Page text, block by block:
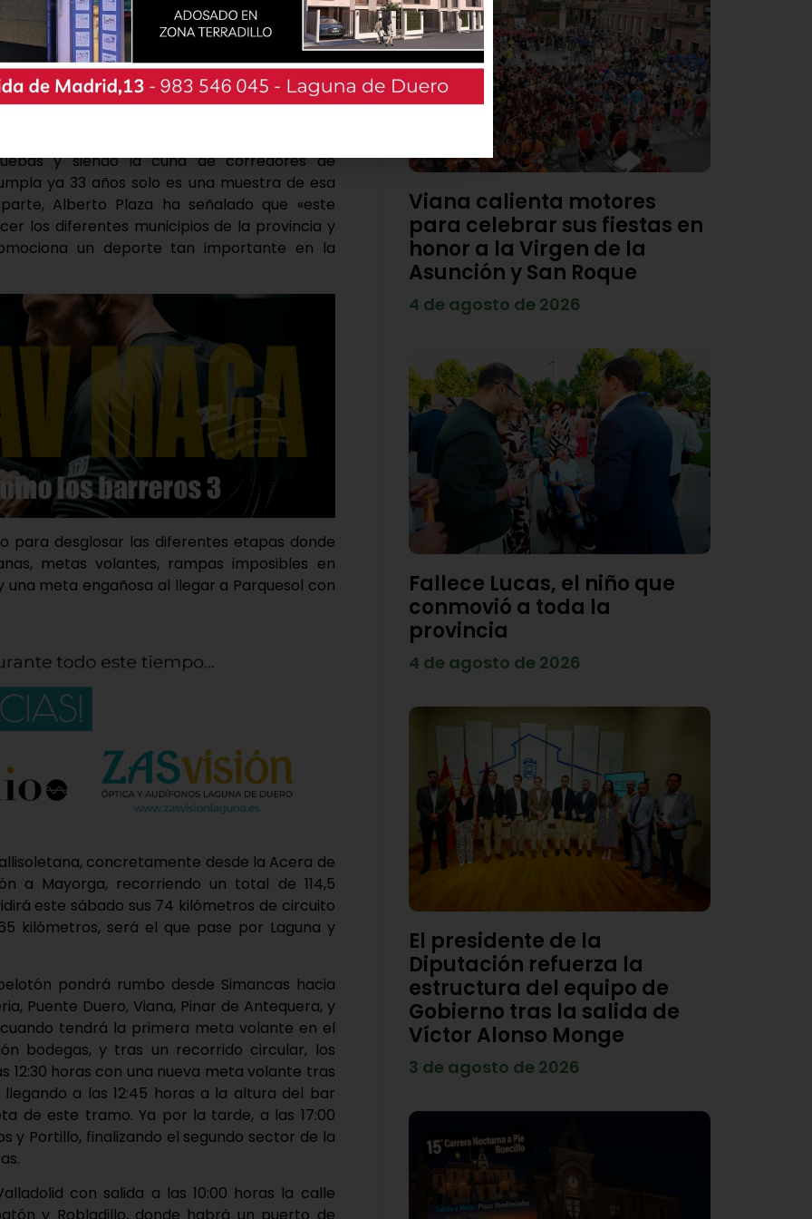
y siendo la cuna de corredores de
ya 33 años solo es una muestra de esa
Alberto Plaza ha señalado que «este
los diferentes municipios de la provincia y
un deporte tan importante en la
para desglosar las diferentes etapas donde
metas volantes, rampas imposibles en
meta engañosa al llegar a Parquesol con
concretamente desde la Acera de
a Mayorga, recorriendo un total de 114,5
este sábado sus 74 kilómetros de circuito
kilómetros, será el que pase por Laguna y
pondrá rumbo desde Simancas hacia
Puente Duero, Viana, Pinar de Antequera, y
tendrá la primera meta volante en el
bodegas, y tras un recorrido circular, los
12:30 horas con una nueva meta volante tras
a las 12:45 horas a la altura del bar
de este tramo. Ya por la tarde, a las 17:00
y Portillo, finalizando el segundo sector de la
con salida a las 10:00 horas la calle
Viana calienta motores
para celebrar sus fiestas en
honor a la Virgen de la
Asunción y San Roque
4 de agosto de 2026
Fallece Lucas, el niño que
conmovió a toda la
provincia
4 de agosto de 2026
El presidente de la
Diputación refuerza la
estructura del equipo de
Gobierno tras la salida de
Víctor Alonso Monge
3 de agosto de 2026